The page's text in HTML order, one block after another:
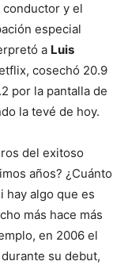
y el
especial
a Luis
cosechó 20.9
por la pantalla de
la tevé de hoy.
del exitoso
años? ¿Cuánto
hay algo que es
más hace más
en 2006 el
su debut,